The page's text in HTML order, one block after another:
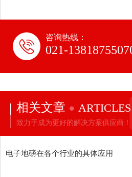
咨询热线：
021-
相关文章 ARTICLES
致力于成为更好的解决方案供应商！
电子地磅在各个行业的具体应用